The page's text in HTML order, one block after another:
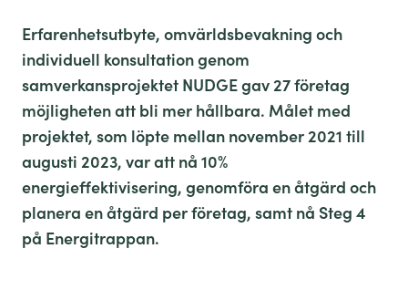
Erfarenhetsutbyte, omvärldsbevakning och
individuell konsultation genom
samverkansprojektet NUDGE gav 27 företag
möjligheten att bli mer hållbara. Målet med
projektet, som löpte mellan november 2021 till
augusti 2023, var att nå 10%
energieffektivisering, genomföra en åtgärd och
planera en åtgärd per företag, samt nå Steg 4
på Energitrappan.